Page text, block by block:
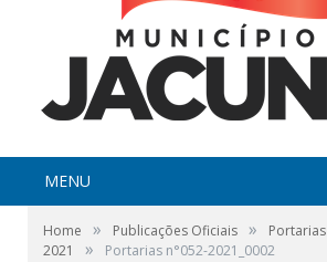
MENU
Home » Publicações Oficiais » Portarias
2021
» Portarias n°052-2021_0002